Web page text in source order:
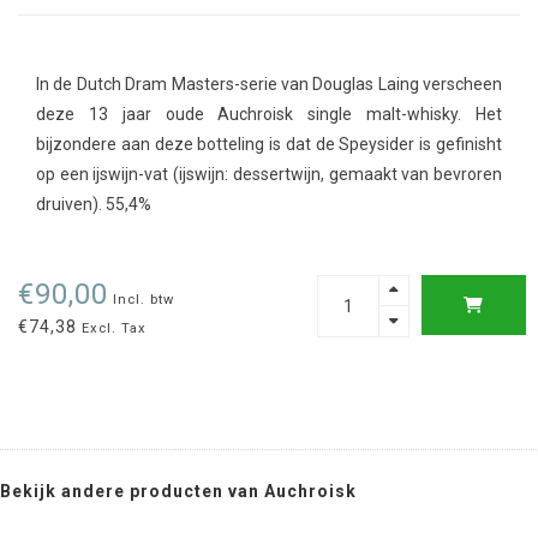
In de Dutch Dram Masters-serie van Douglas Laing verscheen
deze 13 jaar oude Auchroisk single malt-whisky. Het
bijzondere aan deze botteling is dat de Speysider is gefinisht
op een ijswijn-vat (ijswijn: dessertwijn, gemaakt van bevroren
druiven). 55,4%
€90,00 Incl. btw
€74,38 Excl. Tax
Bekijk andere producten van Auchroisk